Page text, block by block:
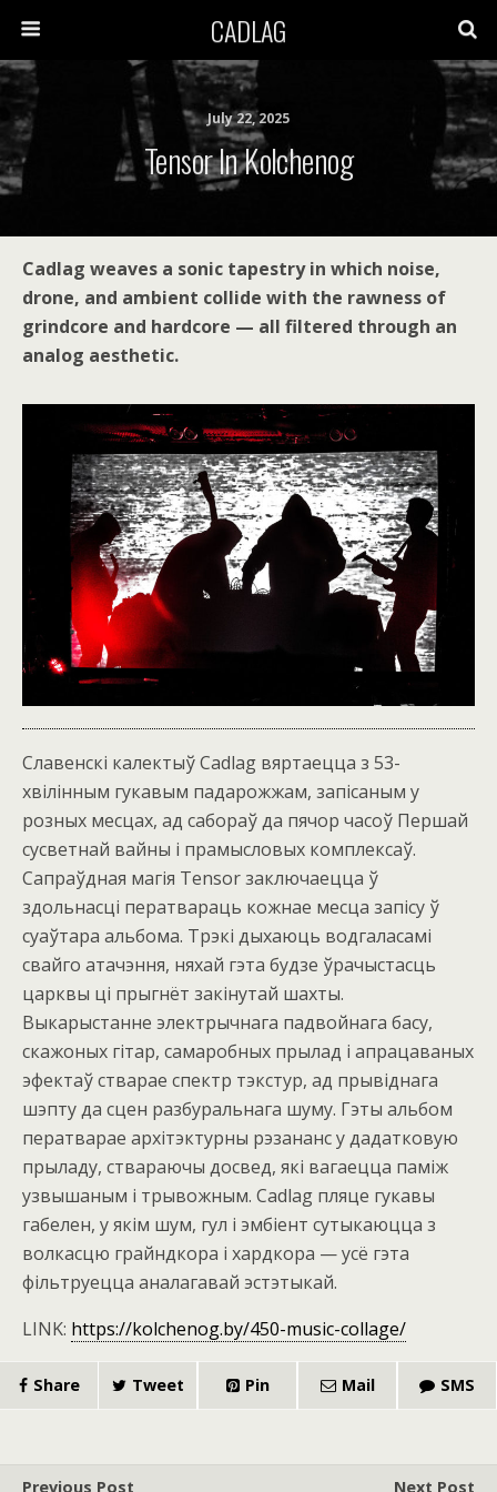
CADLAG
July 22, 2025
Tensor In Kolchenog
Cadlag weaves a sonic tapestry in which noise,
drone, and ambient collide with the rawness of
grindcore and hardcore — all filtered through an
analog aesthetic.
Славенскі калектыў Cadlag вяртаецца з 53-
хвілінным гукавым падарожжам, запісаным у
розных месцах, ад сабораў да пячор часоў Першай
сусветнай вайны і прамысловых комплексаў.
Сапраўдная магія Tensor заключаецца ў
здольнасці ператвараць кожнае месца запісу ў
суаўтара альбома. Трэкі дыхаюць водгаласамі
свайго атачэння, няхай гэта будзе ўрачыстасць
царквы ці прыгнёт закінутай шахты.
Выкарыстанне электрычнага падвойнага басу,
скажоных гітар, самаробных прылад і апрацаваных
эфектаў стварае спектр тэкстур, ад прывіднага
шэпту да сцен разбуральнага шуму. Гэты альбом
ператварае архітэктурны рэзананс у дадатковую
прыладу, ствараючы досвед, які вагаецца паміж
узвышаным і трывожным. Cadlag пляце гукавы
габелен, у якім шум, гул і эмбіент сутыкаюцца з
волкасцю грайндкора і хардкора — усё гэта
фільтруецца аналагавай эстэтыкай.
LINK: https://kolchenog.by/450-music-collage/
Share Tweet Pin Mail SMS
Previous Post Next Post